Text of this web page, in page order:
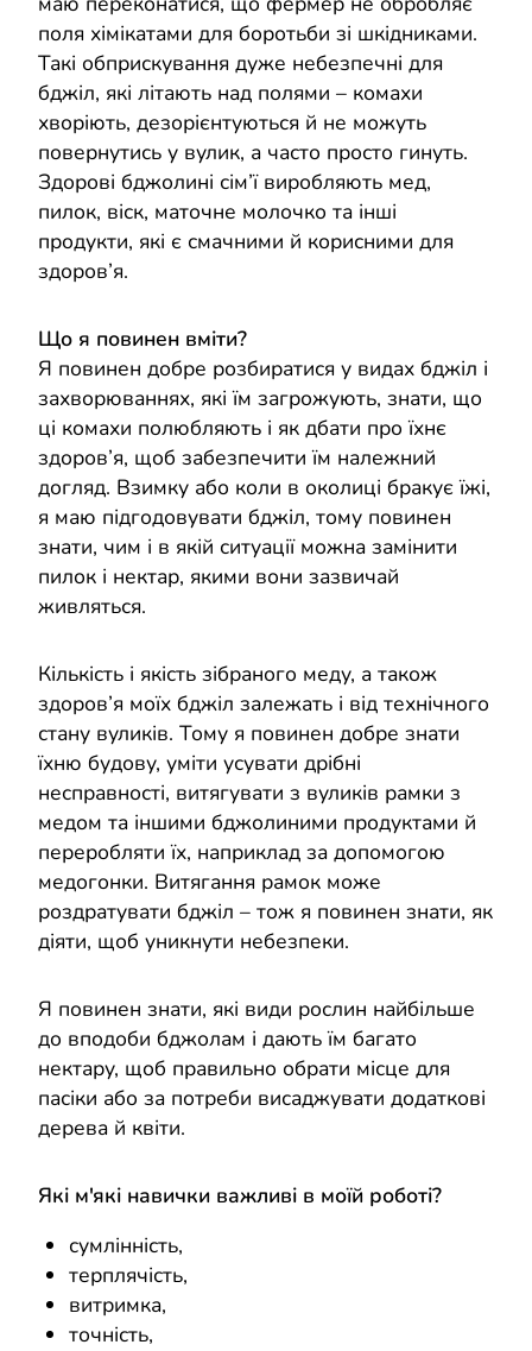
поля хімікатами для боротьби зі шкідниками.
Такі обприскування дуже небезпечні для
бджіл, які літають над полями – комахи
хворіють, дезорієнтуються й не можуть
повернутись у вулик, а часто просто гинуть.
Здорові бджолині сім’ї виробляють мед,
пилок, віск, маточне молочко та інші
продукти, які є смачними й корисними для
здоров’я.
Що я повинен вміти?
Я повинен добре розбиратися у видах бджіл і
захворюваннях, які їм загрожують, знати, що
ці комахи полюбляють і як дбати про їхнє
здоров’я, щоб забезпечити їм належний
догляд. Взимку або коли в околиці бракує їжі,
я маю підгодовувати бджіл, тому повинен
знати, чим і в якій ситуації можна замінити
пилок і нектар, якими вони зазвичай
живляться.
Кількість і якість зібраного меду, а також
здоров’я моїх бджіл залежать і від технічного
стану вуликів. Тому я повинен добре знати
їхню будову, уміти усувати дрібні
несправності, витягувати з вуликів рамки з
медом та іншими бджолиними продуктами й
переробляти їх, наприклад за допомогою
медогонки. Витягання рамок може
роздратувати бджіл – тож я повинен знати, як
діяти, щоб уникнути небезпеки.
Я повинен знати, які види рослин найбільше
до вподоби бджолам і дають їм багато
нектару, щоб правильно обрати місце для
пасіки або за потреби висаджувати додаткові
дерева й квіти.
Які м'які навички важливі в моїй роботі?
сумлінність,
терплячість,
витримка,
точність,